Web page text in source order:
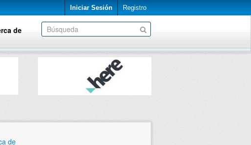
Iniciar Sesión Registro
de
de